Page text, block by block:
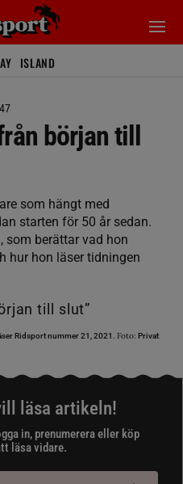
ISLAND
början till
som hängt med
starten för 50 år sedan.
som berättar vad hon
hur hon läser tidningen
Ridsport nummer 21, 2021. Foto: Privat
läsa artikeln!
in, prenumerera eller köp
läsa vidare.